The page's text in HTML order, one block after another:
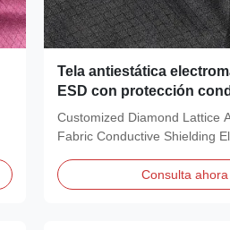
Tela antiestática
ESD con protección
negra
Customized Diamond Lattice
Fabric Conductive Shielding
Consulta ahora